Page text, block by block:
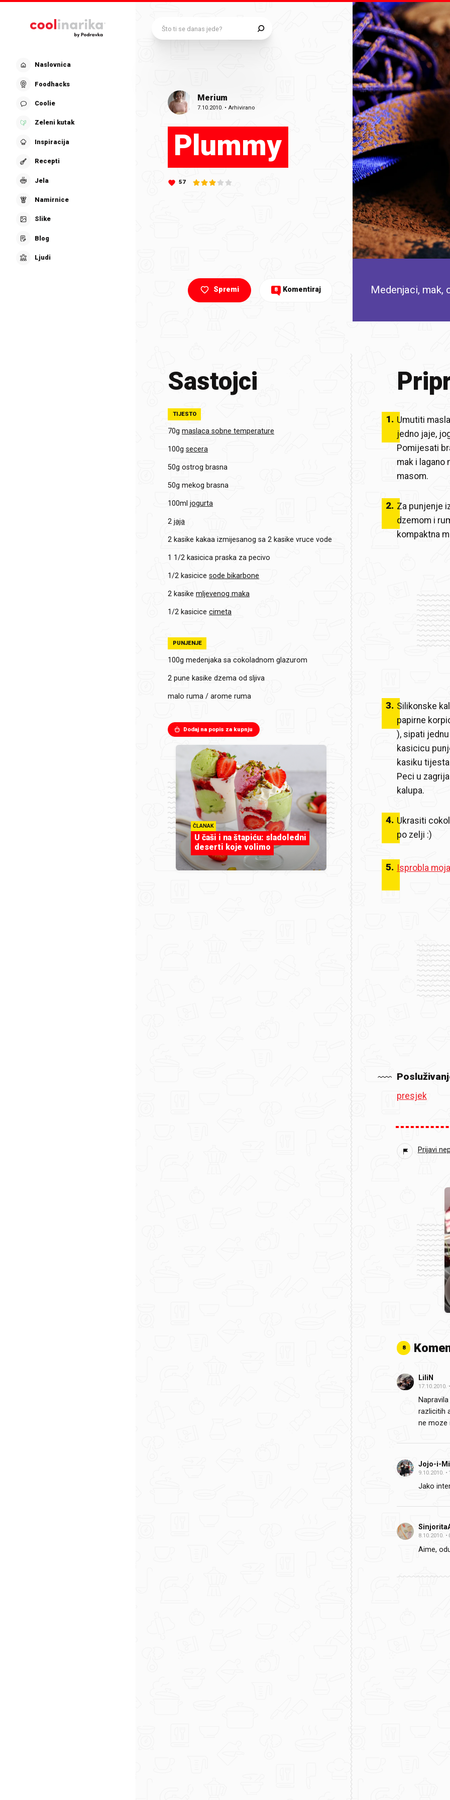
Naslovnica
Foodhacks
Coolie
Zeleni kutak
Inspiracija
Recepti
Jela
Namirnice
Slike
Blog
Ljudi
Merium
7.10.2010. •Arhivirano
Plummy
57
Medenjaci, mak,
Spremi 8 Komentiraj
Sastojci
TIJESTO
70g maslaca sobne temperature
100g secera
50g ostrog brasna
50g mekog brasna
100ml jogurta
2 jaja
2 kasike kakaa izmijesanog sa 2 kasike vruce vode
1 1/2 kasicica praska za pecivo
1/2 kasicice sode bikarbone
2 kasike mljevenog maka
1/2 kasicice cimeta
PUNJENJE
100g medenjaka sa cokoladnom glazurom
2 pune kasike dzema od sljiva
malo ruma / arome ruma
Dodaj na popis za kupnju
ČLANAK
U čaši i na štapiću: sladoledni
deserti koje volimo
1. Umutiti
jedno jaje,
Pomijesati
mak i
masom.
2. Za punjenje
dzemom i
kompaktna
3. Silikonske
papirne
), sipati
kasicicu
kasiku
Peci u
kalupa.
4. Ukrasiti
po zelji :)
5. Isprobla
presjek
Prijavi
8
LiliN
17.10.2010.
razlicitih
ne moze
Jojo-i-
9.10.2010.
Jako
8.10.2010.
Aime,
Što ti se danas jede?